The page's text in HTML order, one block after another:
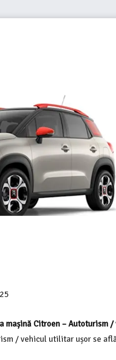
mașină Citroen – Autoturism
/ vehicul utilitar ușor se